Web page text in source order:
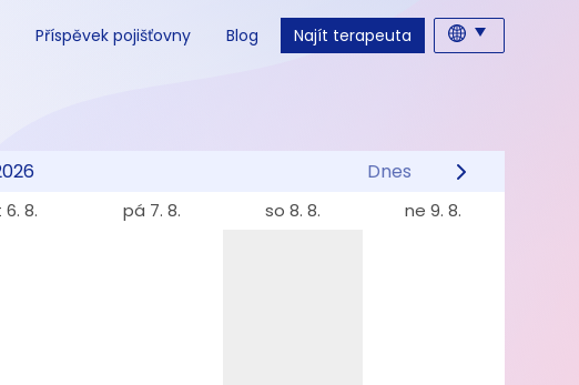
Příspěvek pojišťovny Blog Najít terapeuta
Dnes
8. pá 7. 8. so 8. 8. ne 9. 8.